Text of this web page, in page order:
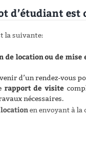
d’étudiant est
la suivante:
location ou de mise
d’un rendez-vous
rapport de visite
nécessaires.
en envoyant à la